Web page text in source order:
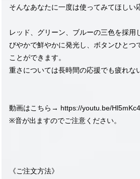
そんなあなたに一度は使ってみてほしい
レッド、グリーン、ブルーの三色を採用
びやかで鮮やかに発光し、ボタンひとつ
ことができます。
重さについては長時間の応援でも疲れな
動画はこちら→ https://youtu.be/
※音が出ますのでご注意ください。
《ご注文方法》